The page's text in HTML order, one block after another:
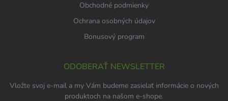
Obchodné podmienky
Ochrana osobných údajov
Bonusový program
ODOBERAŤ NEWSLETTER
Vložte svoj e-mail a my Vám budeme zasielať informácie o nových
produktoch na našom e-shope.